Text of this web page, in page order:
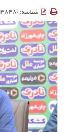
شناسه: 4138480